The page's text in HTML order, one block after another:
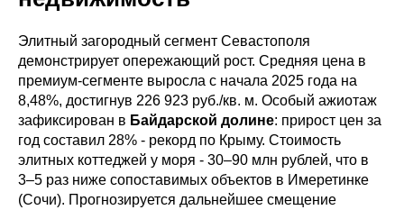
Элитный загородный сегмент Севастополя
демонстрирует опережающий рост. Средняя цена в
премиум-сегменте выросла с начала 2025 года на
8,48%, достигнув 226 923 руб./кв. м. Особый ажиотаж
зафиксирован в Байдарской долине: прирост цен за
год составил 28% - рекорд по Крыму. Стоимость
элитных коттеджей у моря - 30–90 млн рублей, что в
3–5 раз ниже сопоставимых объектов в Имеретинке
(Сочи). Прогнозируется дальнейшее смещение